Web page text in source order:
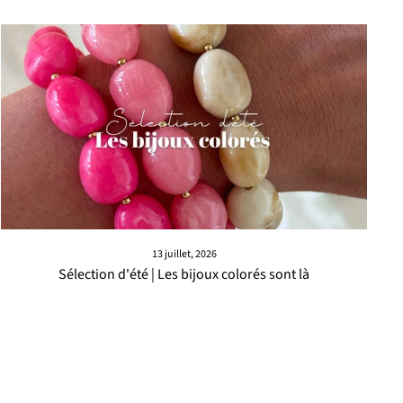
13 juillet, 2026
Sélection d'été | Les bijoux colorés sont là